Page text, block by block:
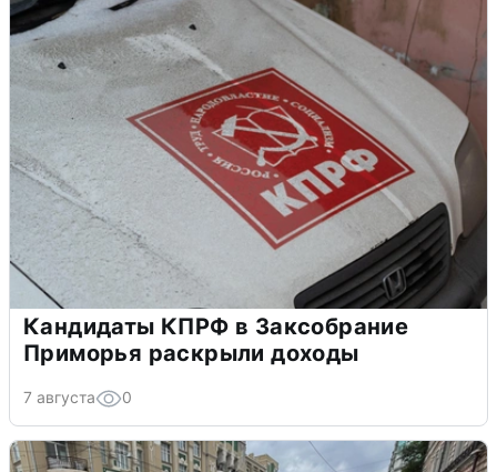
Кандидаты КПРФ в Заксобрание
Приморья раскрыли доходы
7 августа 0